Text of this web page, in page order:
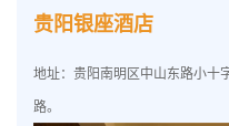
贵阳银座酒店
地址：贵阳南明区中山东路小十
路。